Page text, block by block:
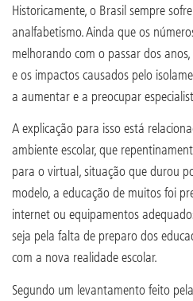
Historicamente, o Brasil sempre
analfabetismo. Ainda que os
melhorando com o passar dos
e os impactos causados pelo
a aumentar e a preocupar
A explicação para isso está
ambiente escolar, que
para o virtual, situação que durou
modelo, a educação de muitos foi
internet ou equipamentos
seja pela falta de preparo dos
com a nova realidade escolar.
Segundo um levantamento feito